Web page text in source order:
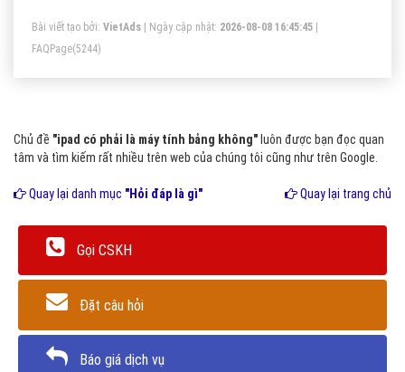
Bài viết tạo bởi: VietAds | Ngày cập nhật: 2026-08-08 16:45:45
FAQPage(5244)
Chủ đề "ipad có phải là máy tính bảng không" luôn được bạn đọc quan
tâm và tìm kiếm rất nhiều trên web của chúng tôi cũng như trên Google.
Quay lại danh mục "Hỏi đáp là gì" Quay lại trang chủ
Gọi CSKH
Đặt câu hỏi
Báo giá dịch vụ